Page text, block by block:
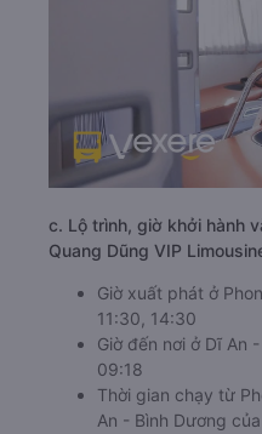
c. Lộ trình, giờ khởi hành
Quang Dũng VIP
Giờ xuất phát ở
11:30, 14:30
Giờ đến nơi ở Dĩ An
09:18
Thời gian chạy từ
An - Bình Dương